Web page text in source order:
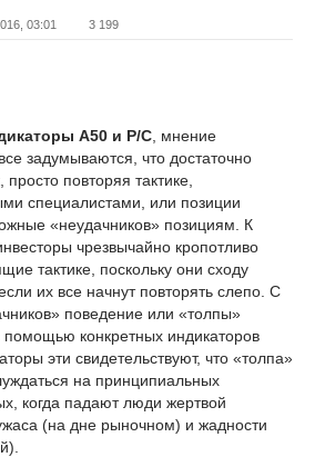
03:01 3 199
A50 и P/C , мнение
задумываются, что достаточно
повторяя тактике,
специалистами, или позиции
«неудачников» позициям. К
чрезвычайно кропотливо
тактике, поскольку они сходу
их все начнут повторять слепо. С
поведение или «толпы»
конкретных индикаторов
эти свидетельствуют, что «толпа»
на принципиальных
когда падают люди жертвой
(на дне рыночном) и жадности